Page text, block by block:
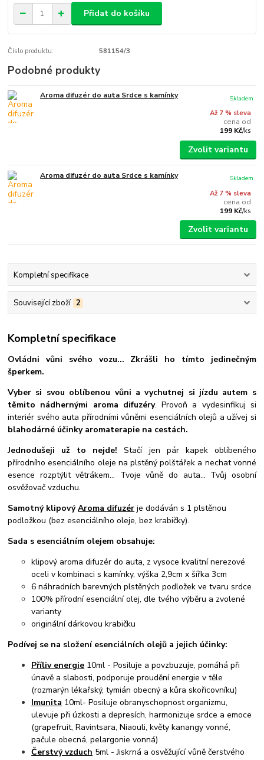
Přidat do košíku
Číslo produktu: 581154/3
Podobné produkty
Aroma difuzér do auta Srdce s kamínky
Až 7 % sleva
cena od
199 Kč/ks
Skladem
Zvolit variantu
Aroma difuzér do auta Srdce s kamínky
Až 7 % sleva
cena od
199 Kč/ks
Skladem
Zvolit variantu
Kompletní specifikace
Související zboží 2
Kompletní specifikace
Ovládni vůni svého vozu... Zkrášli ho tímto jedinečným
šperkem.
Vyber si svou oblíbenou vůni a vychutnej si jízdu autem s
těmito nádhernými aroma difuzéry. Provoň a vydesinfikuj si
interiér svého auta přírodními vůněmi esenciálních olejů a užívej si
blahodárné účinky aromaterapie na cestách.
Jednodušeji už to nejde!Stačí jen pár kapek oblíbeného
přírodního esenciálního oleje na plstěný polštářek a nechat vonné
esence rozptýlit větrákem... Tvoje vůně do auta... Tvůj osobní
osvěžovač vzduchu.
Samotný klipovýAroma difuzér je dodáván s 1 plstěnou
podložkou (bez esenciálního oleje, bez krabičky).
Sada s esenciálním olejem obsahuje:
klipový aroma difuzér do auta, z vysoce kvalitní nerezové
oceli v kombinaci s kamínky, výška 2,9cm x šířka 3cm
6 náhradních barevných plstěných podložek ve tvaru srdce
100% přírodní esenciální olej, dle tvého výběru a zvolené
varianty
originální dárkovou krabičku
Podívej se na složení esenciálních olejů a jejich účinky:
Příliv energie 10ml - Posiluje a povzbuzuje, pomáhá při
únavě a slabosti, podporuje proudění energie v těle
(rozmarýn lékařský, tymián obecný a kůra skořicovníku)
Imunita 10ml- Posiluje obranyschopnost organizmu,
ulevuje při úzkosti a depresích, harmonizuje srdce a emoce
(grapefruit, Ravintsara, Niaouli, květy kanangy vonné,
pačule obecná, pelargonie vonná)
Čerstvý vzduch 5ml - Jiskrná a osvěžující vůně čerstvého